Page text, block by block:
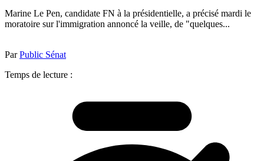
Marine Le Pen, candidate FN à la présidentielle, a précisé mardi le
moratoire sur l'immigration annoncé la veille, de "quelques...
ParPublic Sénat
Temps de lecture :